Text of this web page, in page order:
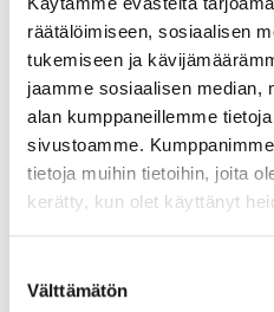
räätälöimiseen, sosiaalisen
tukemiseen ja
jaamme sosiaalisen median,
alan kumppaneillemme
sivustoamme.
tietoja muihin tietoihin, joita
kerätty, kun olet käyttänyt
valinta
Välttämätön
rekisteröintiä,
reaaliaikaiseen
seurantaan
standardoidun
sekä entistä
lyhyistäkin
häiriöistä, kuten
Samalla kun mittarit